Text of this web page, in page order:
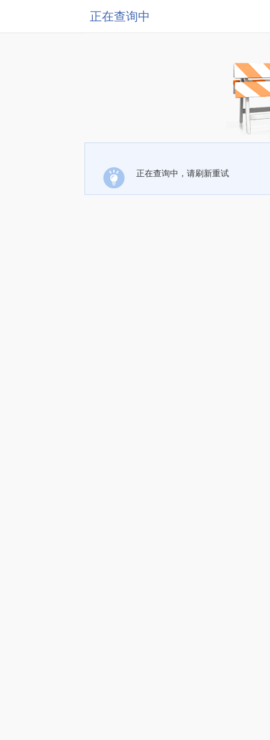
正在查询中
正在查询中，请刷新重试